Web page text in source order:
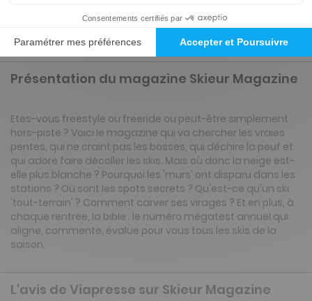
Tarif France métropolitaine
Présentation du magazine Skieur Magazine
Etes-vous freestyle ou freeride ou peut-être simplement
hors-piste ? Voici le magazine qui va chercher les vraies
pentes, qui ne craint pas les bosses, qui déchire la peuf et
qui adore faire décoller les skis. Mais où donc la neige est-
elle plus blanche ? Pourquoi les 'murs' ont disparu dans les
stations ? Où sont les spots secrets ? Qu'est-ce qu'un ski
'tout-terrain' ? Comment carver ses virages ? Et en plus, à
chaque rentrée, la bible : le numéro mégatest annuel qui
aligne, commente, évalue pour vous tous les skis de la
saison.
L'avis de Viapresse sur Skieur Magazine